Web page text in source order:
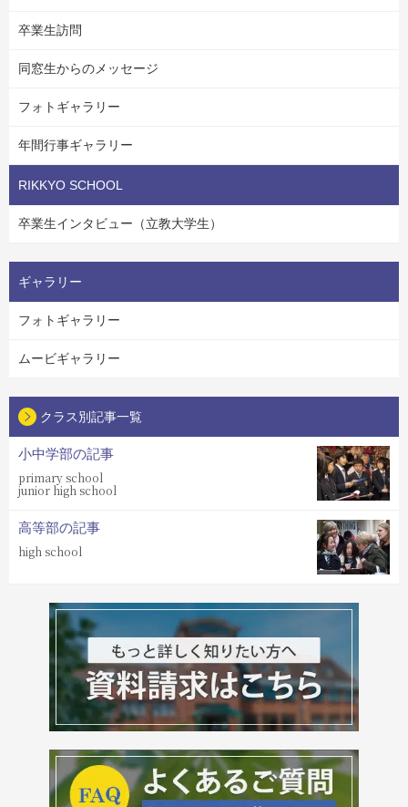
卒業生訪問
同窓生からのメッセージ
フォトギャラリー
年間行事ギャラリー
RIKKYO SCHOOL
卒業生インタビュー（立教大学生）
ギャラリー
フォトギャラリー
ムービギャラリー
クラス別記事一覧
小中学部の記事
primary school
junior high school
高等部の記事
high school